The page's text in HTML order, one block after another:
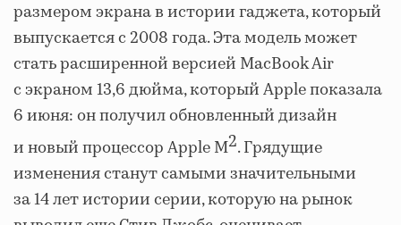
размером экрана в истории гаджета, который
выпускается с 2008 года. Эта модель может
стать расширенной версией MacBook Air
с экраном 13,6 дюйма, который Apple показала
6 июня: он получил обновленный дизайн
и новый процессор Apple M2. Грядущие
изменения станут самыми значительными
за 14 лет истории серии, которую на рынок